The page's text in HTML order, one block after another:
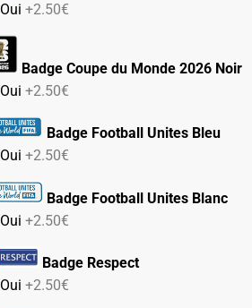
Oui+2.50€
Badge Coupe du Monde 2026 Noir
Oui+2.50€
Badge Football Unites Bleu
Oui+2.50€
Badge Football Unites Blanc
Oui+2.50€
Badge Respect
Oui+2.50€